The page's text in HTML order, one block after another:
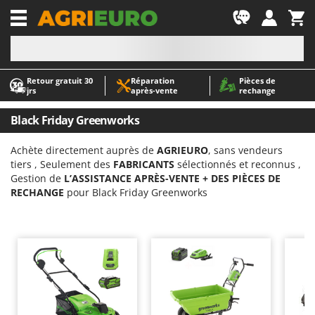
Retour gratuit 30
jrs
Réparation
après‑vente
Pièces de
rechange
-1
A
Abris de jardin
Accessoires pour tracteurs tondeuses autoportés
Aérateurs Scarificateurs pour gazon
Arracheuses de pommes de terre pour tracteur
Aspirateurs - Balais Électriques
Aspirateurs à cendres
Aspirateurs Multifonctions
Atomiseurs agricoles pour tracteurs
Atomiseurs pour traitements
A
AgriEuro Premium
AgriEuro TOP-LINE
AGT
Aima
Airmec
Alce
Alpina
Ama
Black Friday Greenworks
Achète directement auprès de AGRIEURO, sans vendeurs
tiers , Seulement des FABRICANTS sélectionnés et reconnus ,
Gestion de L’ASSISTANCE APRÈS-VENTE + DES PIÈCES DE
RECHANGE pour Black Friday Greenworks